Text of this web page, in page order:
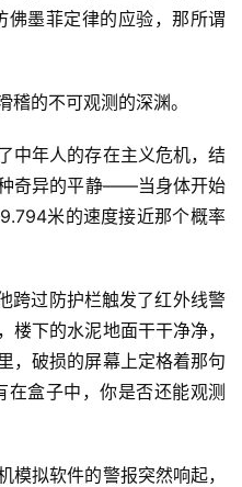
佛墨菲定律的应验，那所谓
的不可观测的深渊。
中年人的存在主义危机，结
奇异的平静——当身体开始
米的速度接近那个概率
跨过防护栏触发了红外线警
下的水泥地面干干净净，
，破损的屏幕上定格着那句
在盒子中，你是否还能观测
模拟软件的警报突然响起，